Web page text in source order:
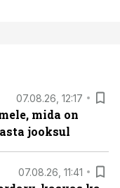
07.08.26, 12:17
mida on
jooksul
07.08.26, 11:41